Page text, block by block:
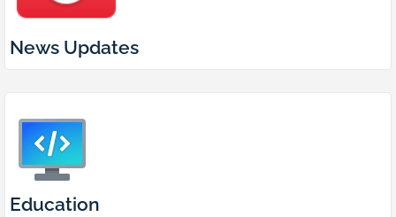
News Updates
Education